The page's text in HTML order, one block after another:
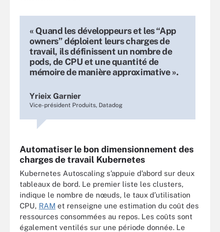
« Quand les développeurs et les “App
owners” déploient leurs charges de
travail, ils définissent un nombre de
pods, de CPU et une quantité de
mémoire de manière approximative ».
Yrieix Garnier
Vice-président Produits, Datadog
Automatiser le bon dimensionnement des
charges de travail Kubernetes
Kubernetes Autoscaling s’appuie d’abord sur deux
tableaux de bord. Le premier liste les clusters,
indique le nombre de nœuds, le taux d’utilisation
CPU, RAM et renseigne une estimation du coût des
ressources consommées au repos. Les coûts sont
également ventilés sur une période donnée. Le